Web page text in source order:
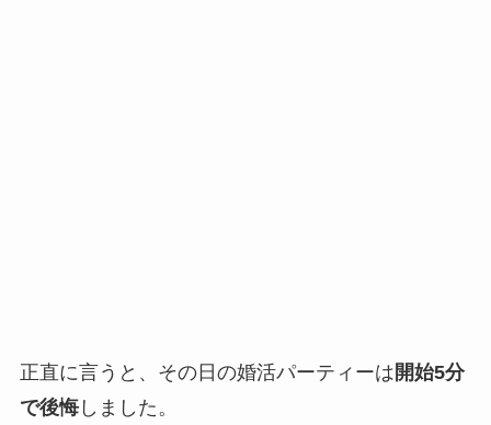
正直に言うと、その日の婚活パーティーは 開始5分
で後悔しました。